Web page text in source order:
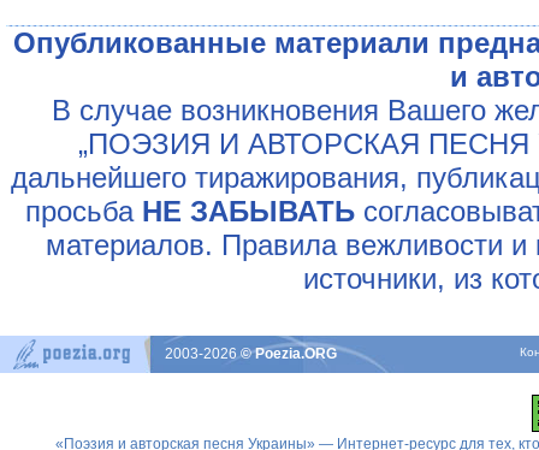
Опубликованные материали
и
В случае возникновения Вашего
„ПОЭЗИЯ И АВТОРСКАЯ ПЕСНЯ
дальнейшего тиражирования,
просьба НЕ ЗАБЫВАТЬ
материалов. Правила вежливости и
источники, из
2003-2026© Poezia.ORG
«Поэзия и авторская песня Украины» — Интернет-ресурс для тех,